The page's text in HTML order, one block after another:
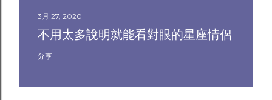
3月 27, 2020
不用太多說明就能看對眼的星座情侶
分享